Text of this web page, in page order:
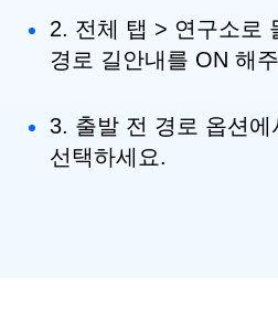
2. 전체 탭 > 연구소로
경로 길안내를 ON 해
3. 출발 전 경로 옵션에
선택하세요.